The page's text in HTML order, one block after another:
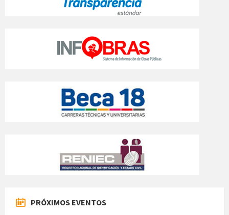
PRÓXIMOS EVENTOS